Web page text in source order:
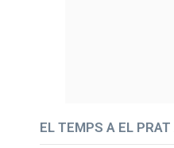
EL TEMPS A EL PRAT